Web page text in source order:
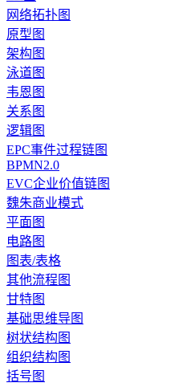
网络拓扑图
原型图
架构图
泳道图
韦恩图
关系图
逻辑图
EPC事件过程链图
BPMN2.0
EVC企业价值链图
魏朱商业模式
平面图
电路图
图表/表格
其他流程图
甘特图
基础思维导图
树状结构图
组织结构图
括号图